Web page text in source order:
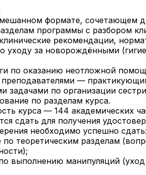
формате, сочетающем
программы с разбором
рекомендации,
уходу за новорождёнными
по оказанию неотложной
преподавателями —
задачами по организации
по разделам курса.
курса — 144 академических
сдать для получения
необходимо успешно сдать:
по теоретическим разделам
выполнению манипуляций